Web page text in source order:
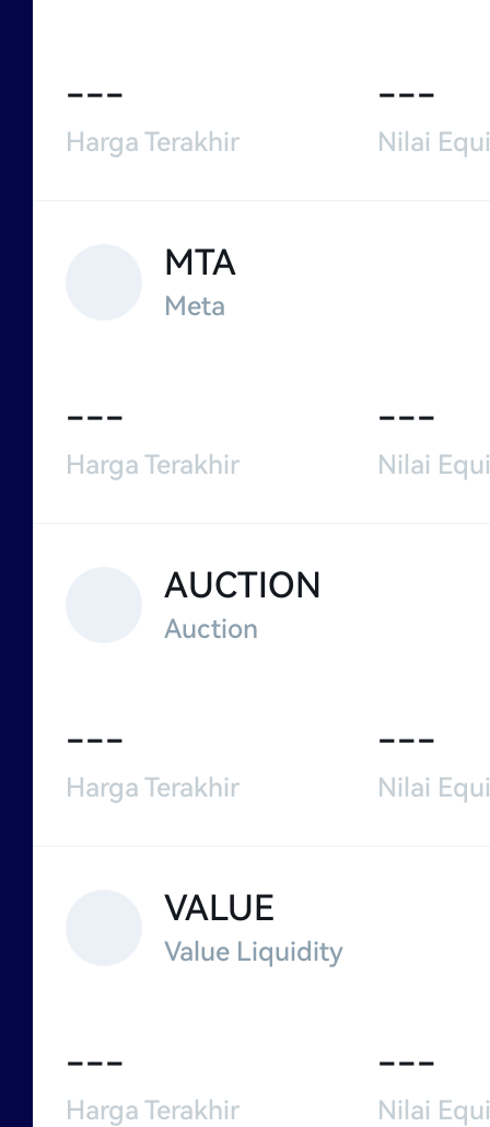
---
Harga Terakhir
---
Nilai
MTA
Meta
---
Harga Terakhir
---
Nilai
AUCTION
Auction
---
Harga Terakhir
---
Nilai
VALUE
Value Liquidity
---
Harga Terakhir
---
Nilai